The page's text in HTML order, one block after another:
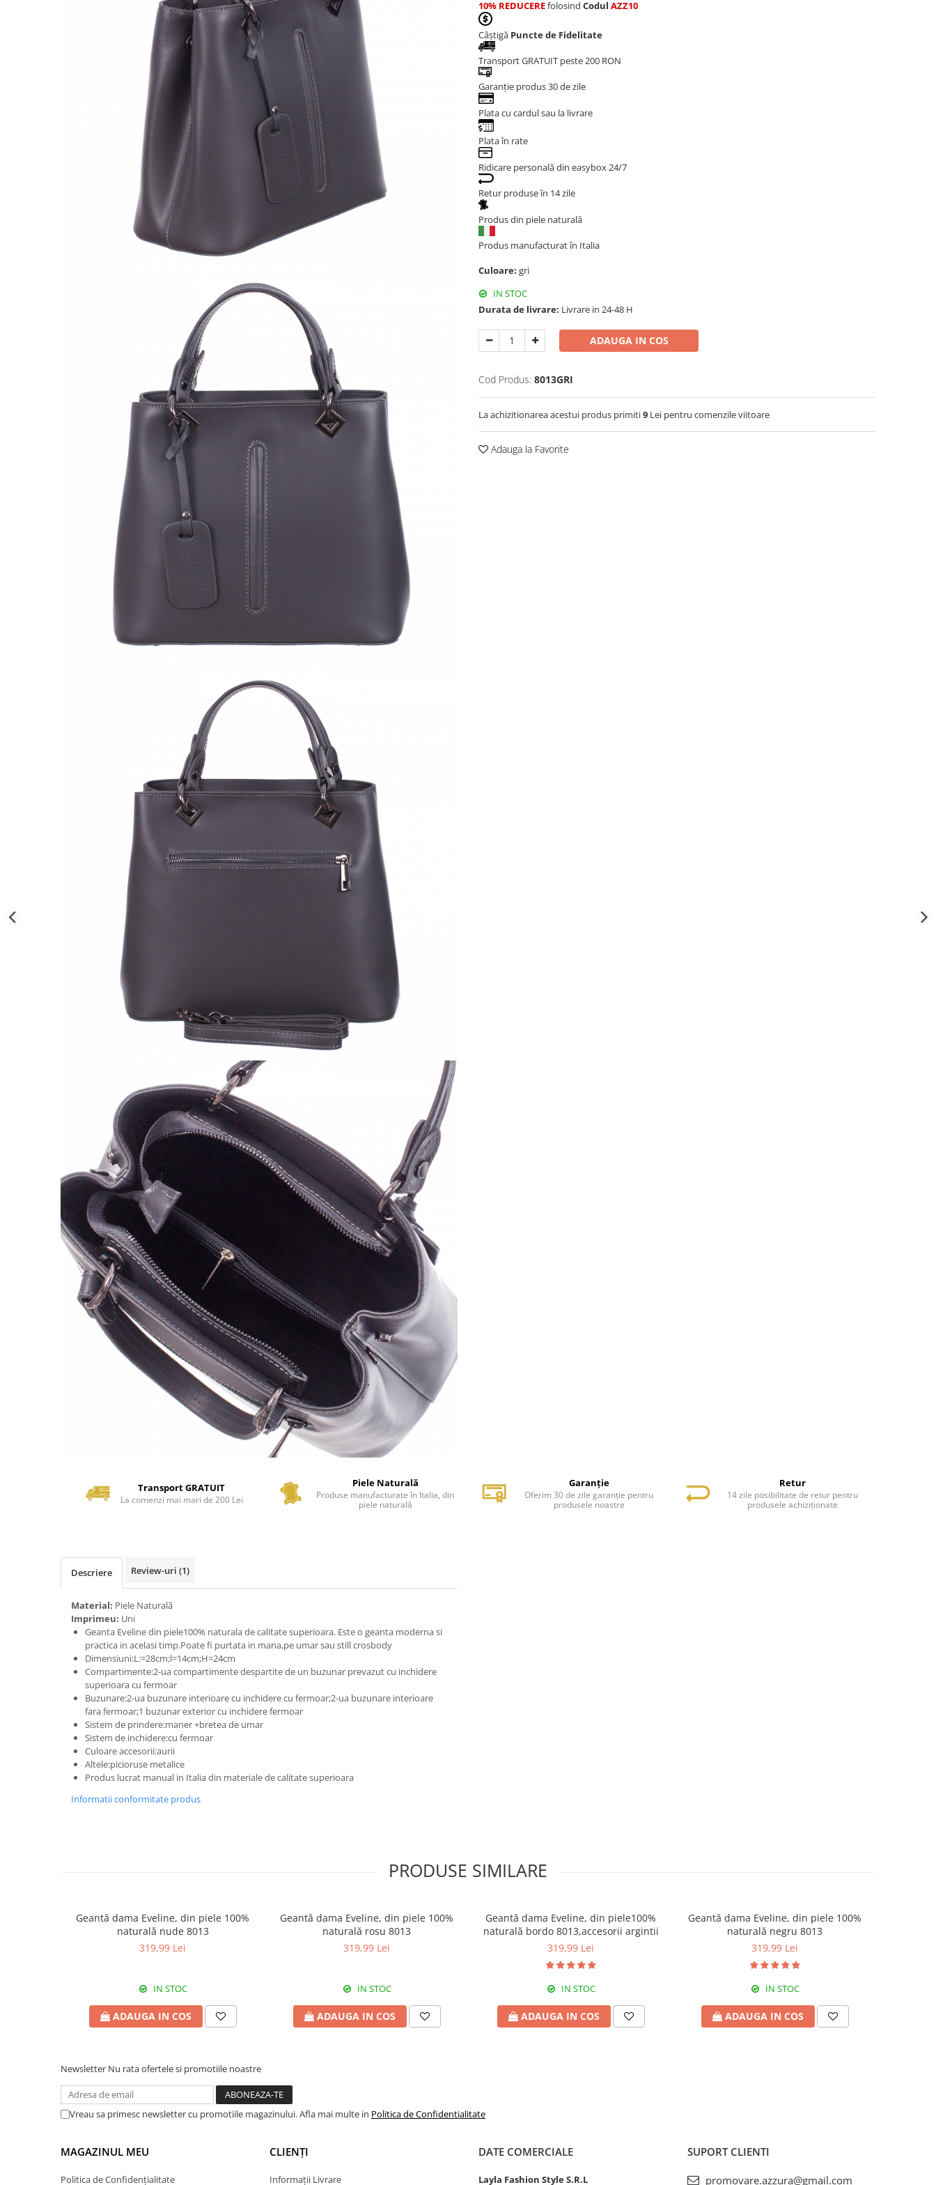
10% REDUCEREfolosind Codul AZZ10
Câștigă Puncte de Fidelitate
Transport GRATUIT peste 200 RON
Garanție produs 30 de zile
Plata cu cardul sau la livrare
Plata în rate
Ridicare personală din easybox 24/7
Retur produse în 14 zile
Produs din piele naturală
Produs manufacturat în Italia
Culoare: gri
IN STOC
Durata de livrare: Livrare in 24-48 H
ADAUGA IN COS
Cod Produs: 8013GRI
La achizitionarea acestui produs primiti9 Lei pentru comenzile viitoare
Adauga la Favorite
Transport GRATUIT
La comenzi mai mari de 200 Lei
Piele Naturală
Produse manufacturate în Italia, din
piele naturală
Garanție
Oferim 30 de zile garanție pentru
produsele noastre
Retur
14 zile posibilitate de retur pentru
produsele achiziționate
Descriere Review-uri (1)
Material: Piele Naturală
Imprimeu: Uni
Geanta Eveline din piele100% naturala de calitate superioara. Este o geanta moderna si
practica in acelasi timp.Poate fi purtata in mana,pe umar sau still crosbody
Dimensiuni:L:=28cm;l=14cm;H=24cm
Compartimente:2-ua compartimente despartite de un buzunar prevazut cu inchidere
superioara cu fermoar
Buzunare:2-ua buzunare interioare cu inchidere cu fermoar;2-ua buzunare interioare
fara fermoar;1 buzunar exterior cu inchidere fermoar
Sistem de prindere:maner +bretea de umar
Sistem de inchidere:cu fermoar
Culoare accesorii:aurii
Altele:picioruse metalice
Produs lucrat manual in Italia din materiale de calitate superioara
Informatii conformitate produs
PRODUSE SIMILARE
Geantă dama Eveline, din piele 100%
naturală nude 8013
319,99 Lei
IN STOC
ADAUGA IN COS
Geantă dama Eveline, din piele 100%
naturală rosu 8013
319,99 Lei
IN STOC
ADAUGA IN COS
Geantă dama Eveline, din piele100%
naturală bordo 8013,accesorii argintii
319,99 Lei
IN STOC
ADAUGA IN COS
Geantă dama Eveline, din piele 100%
naturală negru 8013
319,99 Lei
IN STOC
ADAUGA IN COS
Newsletter Nu rata ofertele si promotiile noastre
Vreau sa primesc newsletter cu promotiile magazinului. Afla mai multe in Politica de Confidentialitate
MAGAZINUL MEU
Politica de Confidențialitate
CLIENȚI
Informații Livrare
DATE COMERCIALE
Layla Fashion Style S.R.L
SUPORT CLIENTI
promovare.azzura@gmail.com